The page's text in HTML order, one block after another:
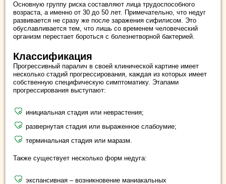
Основную группу риска составляют лица трудоспособного
возраста, а именно от 30 до 50 лет. Примечательно, что недуг
развивается не сразу же после заражения сифилисом. Это
обуславливается тем, что лишь со временем человеческий
организм перестает бороться с болезнетворной бактерией.
Классификация
Прогрессивный паралич в своей клинической картине имеет
несколько стадий прогрессирования, каждая из которых имеет
собственную специфическую симптоматику. Этапами
прогрессирования выступают:
инициальная стадия или неврастения;
развернутая стадия или выраженное слабоумие;
терминальная стадия или маразм.
Также существует несколько форм недуга:
экспансивная – возникновение маниакальных